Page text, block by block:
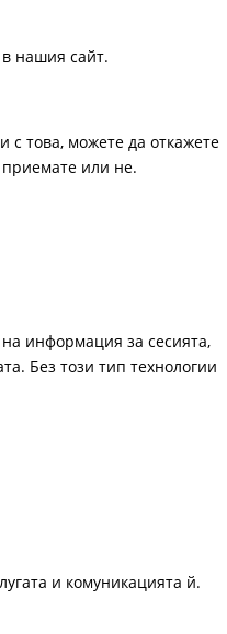
нашия сайт.
с това, можете да откажете
приемате или не.
информация за сесията,
Без този тип технологии
и комуникацията й.